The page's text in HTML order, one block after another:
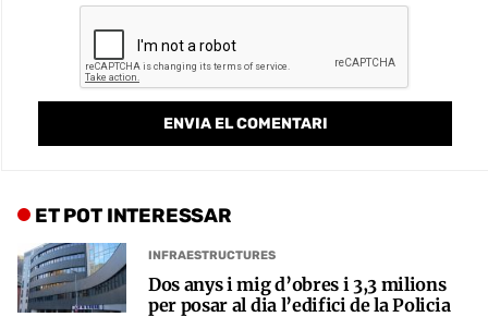
ET POT INTERESSAR
INFRAESTRUCTURES
Dos anys i mig d’obres i 3,3 milions
per posar al dia l’edifici de la Policia